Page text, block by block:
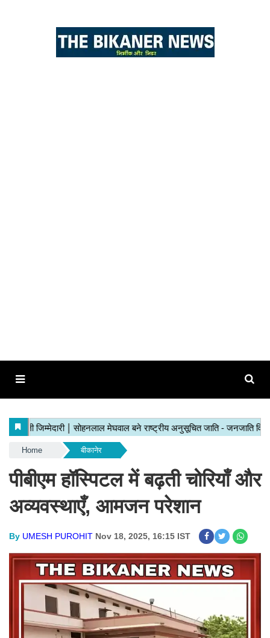
Home बीकानेर
पीबीएम हॉस्पिटल में बढ़ती चोरियाँ और
अव्यवस्थाएँ, आमजन परेशान
By UMESH PUROHIT Nov 18, 2025, 16:15 IST